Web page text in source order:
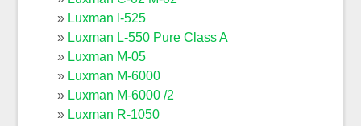
Luxman l-525
Luxman L-550 Pure Class A
Luxman M-05
Luxman M-6000
Luxman M-6000 /2
Luxman R-1050